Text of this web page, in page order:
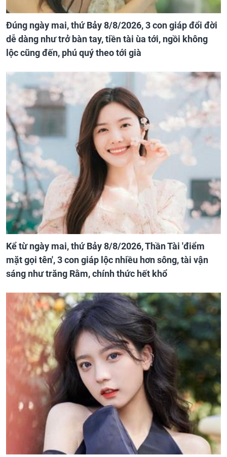
Đúng ngày mai, thứ Bảy 8/8/2026, 3 con giáp đổi đời
dễ dàng như trở bàn tay, tiền tài ùa tới, ngồi không
lộc cũng đến, phú quý theo tới già
Kể từ ngày mai, thứ Bảy 8/8/2026, Thần Tài 'điểm
mặt gọi tên', 3 con giáp lộc nhiều hơn sông, tài vận
sáng như trăng Rằm, chính thức hết khổ